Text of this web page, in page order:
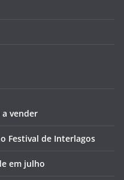
vender
Festival de Interlagos
em julho